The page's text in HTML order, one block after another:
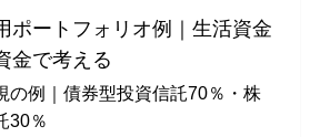
ポートフォリオ例｜生活資金
金で考える
の例｜債券型投資信託70％・株
30％